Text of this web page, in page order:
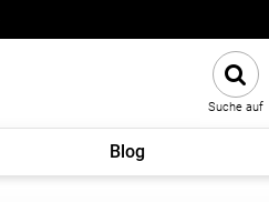
Suche auf
Blog